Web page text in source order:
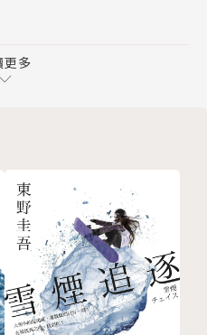
都中，人們正在重新認識
從多年來被薪金和樓價操
過價格，重新看到人和事
們，但人們擁有連結的力
嗎，那我把你們拋到海裡
都由許多滴水組成，海能
們竭力把海瓦解成孤立的
更多